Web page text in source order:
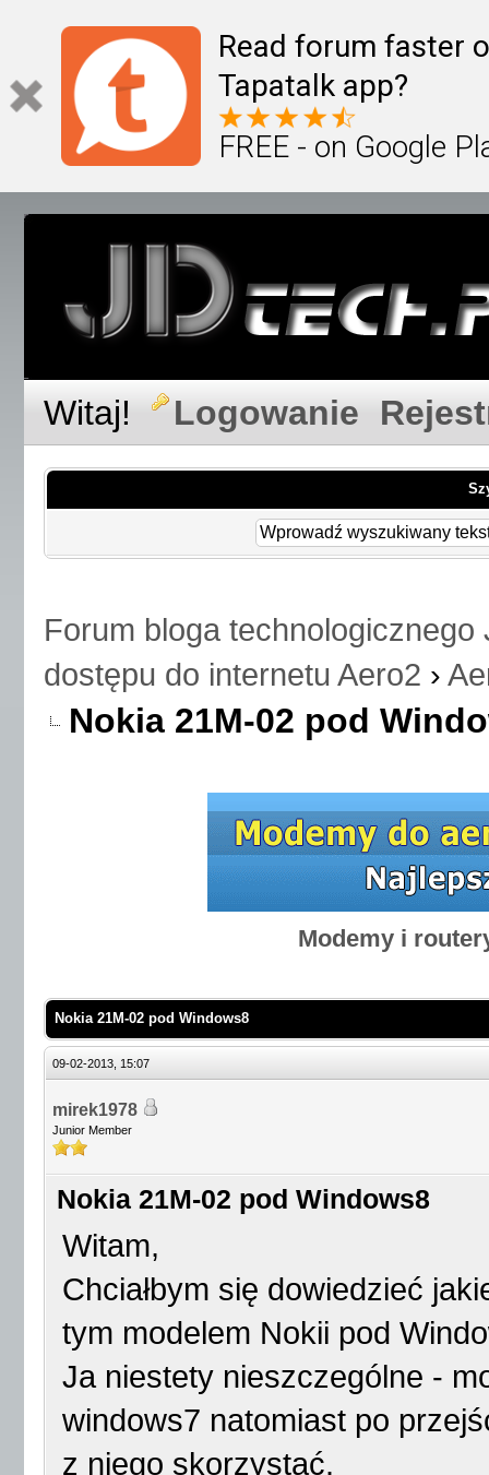
Read forum faster
Tapatalk app?
FREE - on Google
Witaj! Logowanie
Forum bloga technologicznego
dostępu do internetu Aero2 ›
Nokia 21M-02 pod
Modemy i
Nokia 21M-02 pod Windows8
09-02-2013, 15:07
mirek1978
Junior Member
Nokia 21M-02 pod Windows8
Witam,
Chciałbym się dowiedzieć
tym modelem Nokii pod
Ja niestety nieszczególne -
windows7 natomiast po
z niego skorzystać.